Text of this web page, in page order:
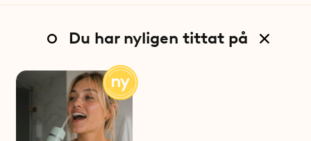
Du har nyligen tittat på